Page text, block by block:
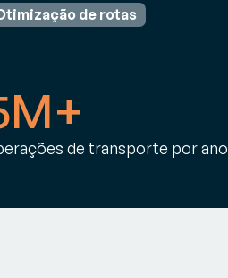
de rotas
de transporte por ano